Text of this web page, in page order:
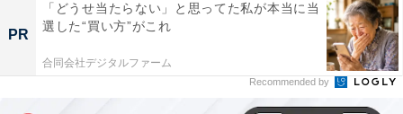
PR
「どうせ当たらない」と思ってた私が本当に当
選した“買い方”がこれ
合同会社デジタルファーム
Recommended by